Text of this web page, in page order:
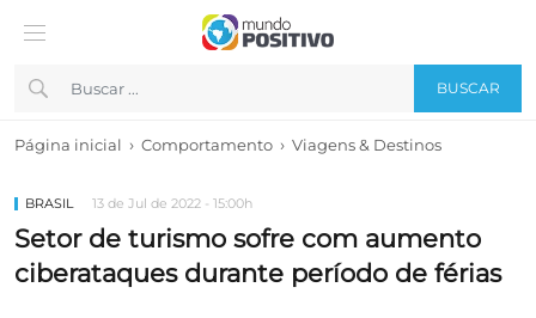
BUSCAR
Página inicial › Comportamento › Viagens & Destinos
BRASIL 13 de Jul de 2022 - 15:00h
Setor de turismo sofre com aumento
ciberataques durante período de férias